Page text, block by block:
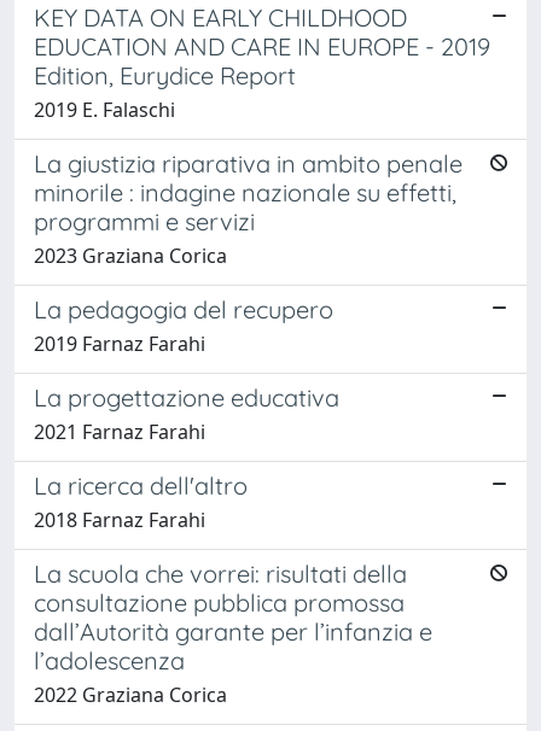
KEY DATA ON EARLY CHILDHOOD
EDUCATION AND CARE IN EUROPE - 2019
Edition, Eurydice Report
2019 E. Falaschi
La giustizia riparativa in ambito penale
minorile : indagine nazionale su effetti,
programmi e servizi
2023 Graziana Corica
La pedagogia del recupero
2019 Farnaz Farahi
La progettazione educativa
2021 Farnaz Farahi
La ricerca dell'altro
2018 Farnaz Farahi
La scuola che vorrei: risultati della
consultazione pubblica promossa
dall’Autorità garante per l’infanzia e
l’adolescenza
2022 Graziana Corica